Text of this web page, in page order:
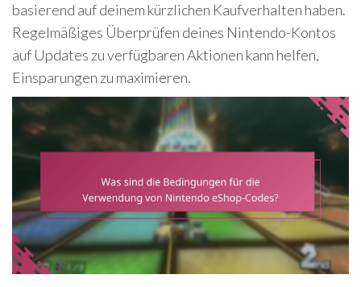
basierend auf deinem kürzlichen Kaufverhalten haben.
Regelmäßiges Überprüfen deines Nintendo-Kontos
auf Updates zu verfügbaren Aktionen kann helfen,
Einsparungen zu maximieren.